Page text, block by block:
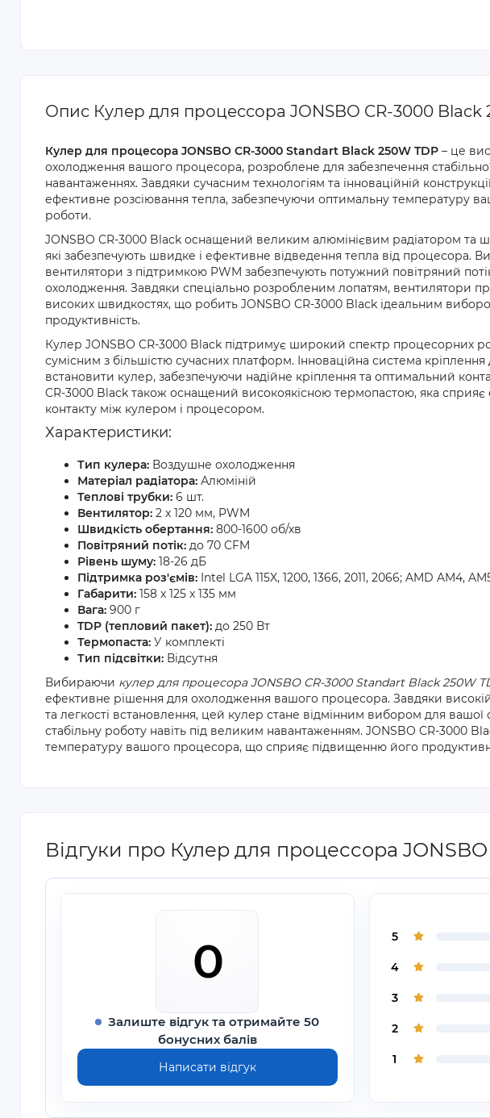
Опис Кулер для процессора JONSBO CR-3000 Black
Кулер для процесора JONSBO CR-3000 Standart Black 250W TDP – це
охолодження вашого процесора, розроблене для забезпечення
навантаженнях. Завдяки сучасним технологіям та інноваційній
ефективне розсіювання тепла, забезпечуючи оптимальну температуру
роботи.
JONSBO CR-3000 Black оснащений великим алюмінієвим радіатором та
які забезпечують швидке і ефективне відведення тепла від процесора.
вентилятори з підтримкою PWM забезпечують потужний повітряний
охолодження. Завдяки спеціально розробленим лопатям, вентилятори
високих швидкостях, що робить JONSBO CR-3000 Black ідеальним
продуктивність.
Кулер JONSBO CR-3000 Black підтримує широкий спектр процесорних
сумісним з більшістю сучасних платформ. Інноваційна система
встановити кулер, забезпечуючи надійне кріплення та оптимальний
CR-3000 Black також оснащений високоякісною термопастою, яка
контакту між кулером і процесором.
Характеристики:
Тип кулера: Воздушне охолодження
Матеріал радіатора: Алюміній
Теплові трубки: 6 шт.
Вентилятор: 2 x 120 мм, PWM
Швидкість обертання: 800-1600 об/хв
Повітряний потік: до 70 CFM
Рівень шуму: 18-26 дБ
Підтримка роз'ємів: Intel LGA 115X, 1200, 1366, 2011, 2066; AMD AM4,
Габарити: 158 x 125 x 135 мм
Вага: 900 г
TDP (тепловий пакет): до 250 Вт
Термопаста: У комплекті
Тип підсвітки: Відсутня
Вибираючи кулер для процесора JONSBO CR-3000 Standart Black 250W
ефективне рішення для охолодження вашого процесора. Завдяки високій
та легкості встановлення, цей кулер стане відмінним вибором для
стабільну роботу навіть під великим навантаженням. JONSBO CR-3000
температуру вашого процесора, що сприяє підвищенню його
Відгуки про Кулер для процессора
0
Залиште відгук та отримайте 50
бонусних балів
Написати відгук
5
4
3
2
1